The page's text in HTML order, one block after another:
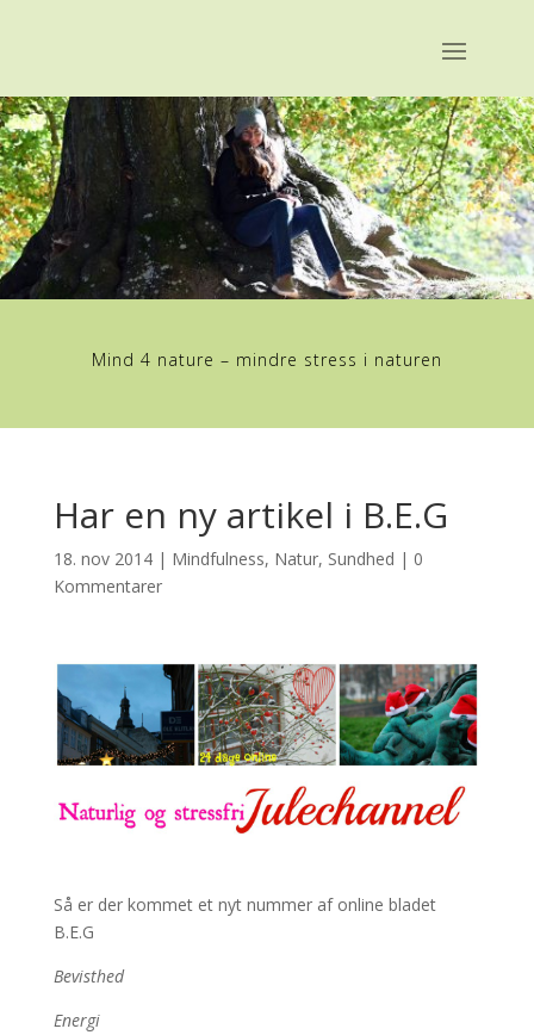
Mind 4 nature – mindre stress i naturen
Har en ny artikel i B.E.G
18. nov 2014| Mindfulness, Natur, Sundhed | 0
Kommentarer
Så er der kommet et nyt nummer af online bladet
B.E.G
Bevisthed
Energi